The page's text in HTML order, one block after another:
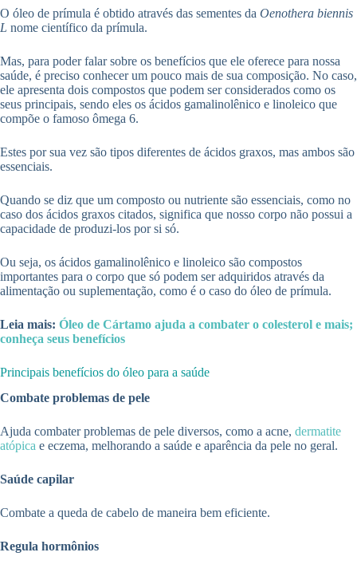
O óleo de prímula é obtido através das sementes da Oenothera biennis
L nome científico da prímula.
Mas, para poder falar sobre os benefícios que ele oferece para nossa
saúde, é preciso conhecer um pouco mais de sua composição. No caso,
ele apresenta dois compostos que podem ser considerados como os
seus principais, sendo eles os ácidos gamalinolênico e linoleico que
compõe o famoso ômega 6.
Estes por sua vez são tipos diferentes de ácidos graxos, mas ambos são
essenciais.
Quando se diz que um composto ou nutriente são essenciais, como no
caso dos ácidos graxos citados, significa que nosso corpo não possui a
capacidade de produzi-los por si só.
Ou seja, os ácidos gamalinolênico e linoleico são compostos
importantes para o corpo que só podem ser adquiridos através da
alimentação ou suplementação, como é o caso do óleo de prímula.
Leia mais: Óleo de Cártamo ajuda a combater o colesterol e mais;
conheça seus benefícios
Principais benefícios do óleo para a saúde
Combate problemas de pele
Ajuda combater problemas de pele diversos, como a acne, dermatite
atópica e eczema, melhorando a saúde e aparência da pele no geral.
Saúde capilar
Combate a queda de cabelo de maneira bem eficiente.
Regula hormônios